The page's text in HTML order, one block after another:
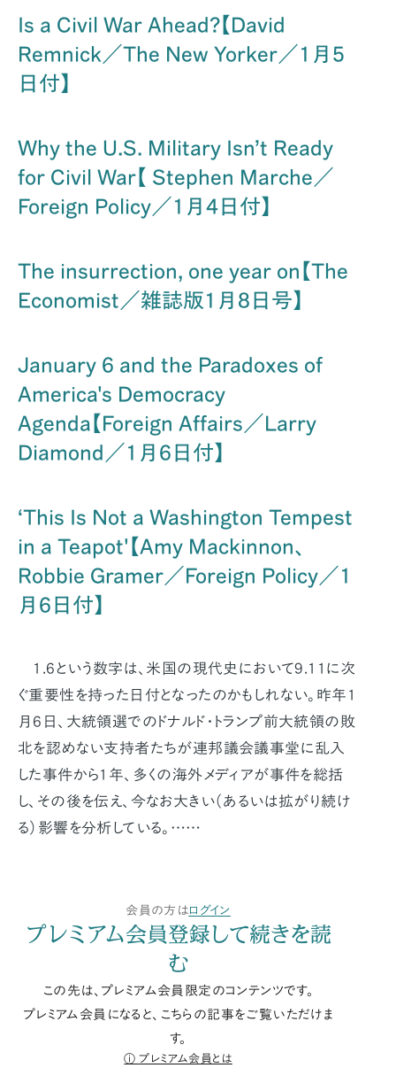
Is a Civil War Ahead?【David
Remnick／The New Yorker／1月5
日付】
Why the U.S. Military Isn’t Ready
for Civil War【 Stephen Marche／
Foreign Policy／1月4日付】
The insurrection, one year on【The
Economist／雑誌版1月8日号】
January 6 and the Paradoxes of
America's Democracy
Agenda【Foreign Affairs／Larry
Diamond／1月6日付】
‘This Is Not a Washington Tempest
in a Teapot'【Amy Mackinnon、
Robbie Gramer／Foreign Policy／1
月6日付】
1.6という数字は、米国の現代史において9.11に次
ぐ重要性を持った日付となったのかもしれない。昨年1
月6日、大統領選でのドナルド・トランプ前大統領の敗
北を認めない支持者たちが連邦議会議事堂に乱入
した事件から1年、多くの海外メディアが事件を総括
し、その後を伝え、今なお大きい（あるいは拡がり続け
る）影響を分析している。……
会員の方はログイン
プレミアム会員登録して続きを読
む
この先は、プレミアム会員限定のコンテンツです。
プレミアム会員になると、こちらの記事をご覧いただけま
す。
プレミアム会員とは